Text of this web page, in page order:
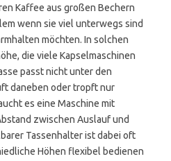
Kaffee aus großen Bechern
wenn sie viel unterwegs sind
möchten. In solchen
die viele Kapselmaschinen
passt nicht unter den
daneben oder tropft nur
es eine Maschine mit
zwischen Auslauf und
Tassenhalter ist dabei oft
Höhen flexibel bedienen